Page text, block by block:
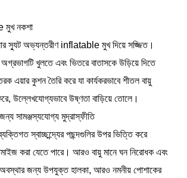
মুখ নকশা
স্যুটঅভ্যন্তরীণ inflatable মুখ দিয়ে সজ্জিত।
অগ্রভাগটি খুলতে এবং ভিতরে বাতাসকে উড়িয়ে দিতে
এয়ার কুশন তৈরি করে যা কার্যকরভাবে শীতল বায়ু
উল্লেখযোগ্যভাবে উষ্ণতা বাড়িয়ে তোলে।
সামঞ্জস্যযোগ্য মুদ্রাস্ফীতি
স্বাচ্ছন্দ্যের পছন্দগুলির উপর ভিত্তি করে
করা যেতে পারে। আরও বায়ু মানে ঘন নিরোধক এবং
জন্য উপযুক্ত হালকা, আরও নমনীয় পোশাকের